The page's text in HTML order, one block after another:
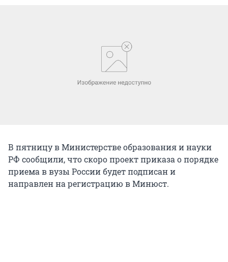
В пятницу в Министерстве образования и науки
РФ сообщили, что скоро проект приказа о порядке
приема в вузы России будет подписан и
направлен на регистрацию в Минюст.